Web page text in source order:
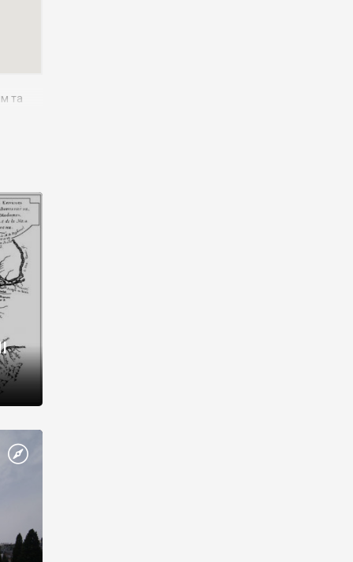
та